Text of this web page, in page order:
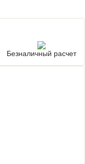
Безналичный расчет